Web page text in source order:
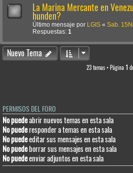
La Marina Mercante en
hunden?
Último mensaje por LGIS « Sab.
Respuestas: 1
Nuevo Tema
23 temas • Página 1
PERMISOS DEL FORO
No puedeabrir nuevos temas en esta sala
No puederesponder a temas en esta sala
No puedeeditar sus mensajes en esta sala
No puedeborrar sus mensajes en esta sala
No puedeenviar adjuntos en esta sala